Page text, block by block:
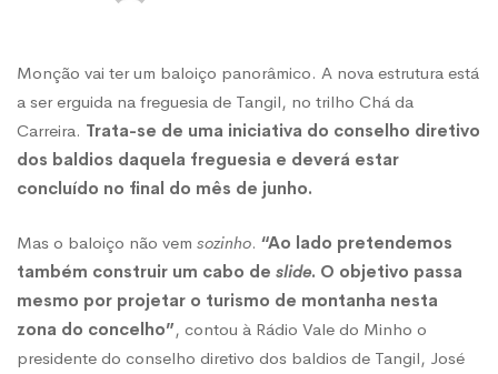
baloiço
panorâmico
Monção vai ter um baloiço panorâmico. A nova estrutura está
a ser erguida na freguesia de Tangil, no trilho Chá da
Carreira. Trata-se de uma iniciativa do conselho diretivo
dos baldios daquela freguesia e deverá estar
concluído no final do mês de junho.
Mas o baloiço não vem sozinho. “Ao lado pretendemos
também construir um cabo de slide. O objetivo passa
mesmo por projetar o turismo de montanha nesta
zona do concelho”, contou à Rádio Vale do Minho o
presidente do conselho diretivo dos baldios de Tangil, José